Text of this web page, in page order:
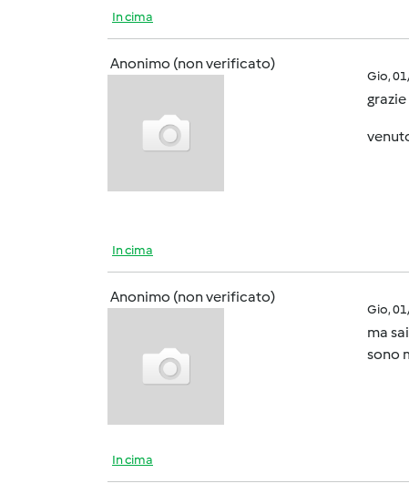
In cima
Anonimo (non verificato)
Gio,
grazie
In cima
Anonimo (non verificato)
Gio,
ma
sono
In cima